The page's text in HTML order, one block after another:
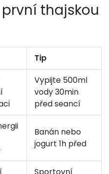
thajskou
Tip
Vypijte 500ml
vody 30min
před seancí
Banán nebo
jogurt 1h před